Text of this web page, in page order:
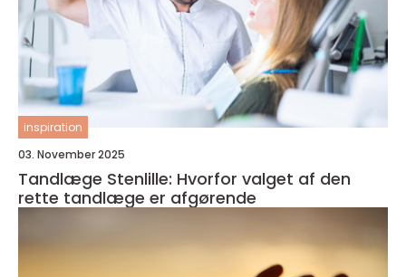
inspiration
03. November 2025
Tandlæge Stenlille: Hvorfor valget af den
rette tandlæge er afgørende